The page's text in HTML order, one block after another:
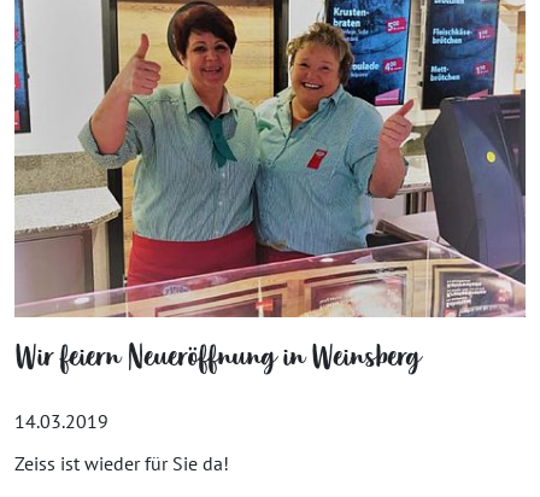
Wir feiern Neueröffnung in Weinsberg
14.03.2019
Zeiss ist wieder für Sie da!